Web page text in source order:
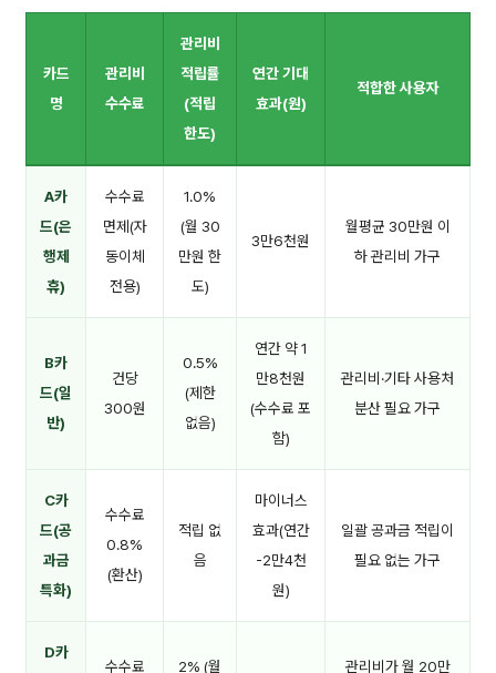
카드
명
관리비
수수료
관리비
적립률
(적립
한도)
연간 기대
효과(원)
적합한 사용자
A카
드(은
행제
휴)
수수료
면제(자
동이체
전용)
1.0%
(월 30
만원 한
도)
3만6천원
월평균 30만원 이
하 관리비 가구
B카
드(일
반)
건당
300원
0.5%
(제한
없음)
연간 약 1
만8천원
(수수료 포
함)
관리비·기타 사용처
분산 필요 가구
C카
드(공
과금
특화)
수수료
0.8%
(환산)
적립 없
음
마이너스
효과(연간
-2만4천
원)
일괄 공과금 적립이
필요 없는 가구
D카
수수료
2% (월
관리비가 월 20만